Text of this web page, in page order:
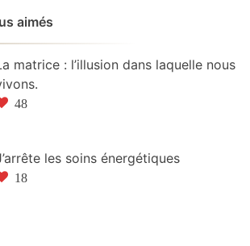
aimés
matrice : l’illusion dans laquelle nous
48
les soins énergétiques
18